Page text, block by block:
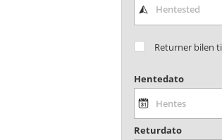
Returner bilen
Hentedato
Returdato